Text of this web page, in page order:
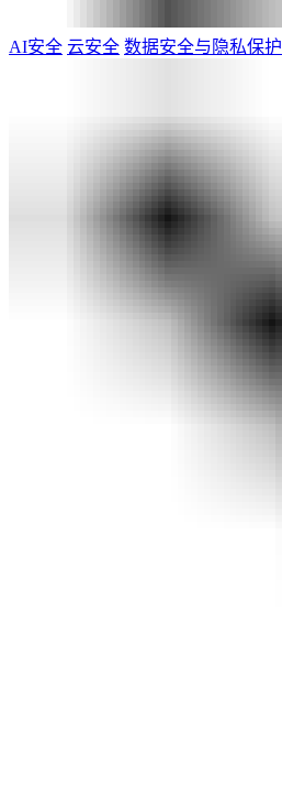
AI安全 云安全 数据安全与隐私保护